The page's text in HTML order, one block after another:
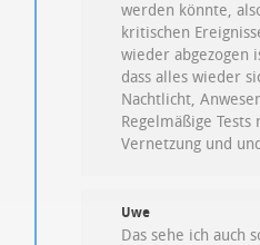
werden könnte,
kritischen
wieder abgezogen
dass alles wieder
Nachtlicht,
Regelmäßige
Vernetzung und
Uwe
Das sehe ich auch